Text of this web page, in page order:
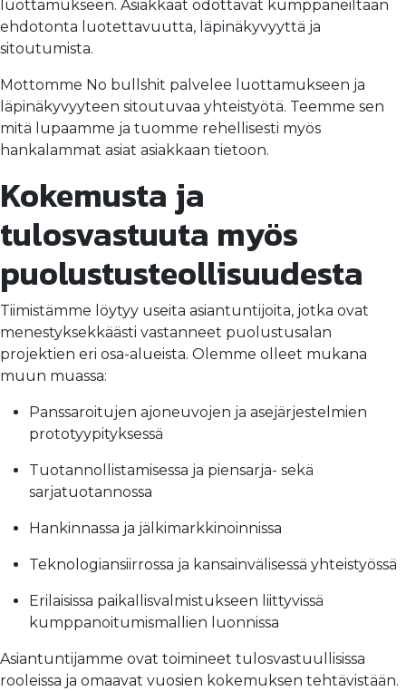
luottamukseen. Asiakkaat odottavat kumppaneiltaan
ehdotonta luotettavuutta, läpinäkyvyyttä ja
sitoutumista.
Mottomme No bullshit palvelee luottamukseen ja
läpinäkyvyyteen sitoutuvaa yhteistyötä. Teemme sen
mitä lupaamme ja tuomme rehellisesti myös
hankalammat asiat asiakkaan tietoon.
Kokemusta ja
tulosvastuuta myös
puolustusteollisuudesta
Tiimistämme löytyy useita asiantuntijoita, jotka ovat
menestyksekkäästi vastanneet puolustusalan
projektien eri osa-alueista. Olemme olleet mukana
muun muassa:
Panssaroitujen ajoneuvojen ja asejärjestelmien
prototyypityksessä
Tuotannollistamisessa ja piensarja- sekä
sarjatuotannossa
Hankinnassa ja jälkimarkkinoinnissa
Teknologiansiirrossa ja kansainvälisessä yhteistyössä
Erilaisissa paikallisvalmistukseen liittyvissä
kumppanoitumismallien luonnissa
Asiantuntijamme ovat toimineet tulosvastuullisissa
rooleissa ja omaavat vuosien kokemuksen tehtävistään.